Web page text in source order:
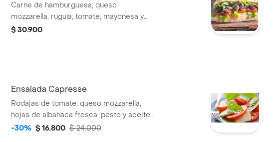
Carne de hamburguesa, queso
mozzarella, rugula, tomate, mayonesa y
salsa de tomate.
$ 30.900
Ensalada Capresse
Rodajas de tomate, queso mozzarella,
hojas de albahaca fresca, pesto y aceite
de oliva.
-30% $ 16.800 $ 24.000